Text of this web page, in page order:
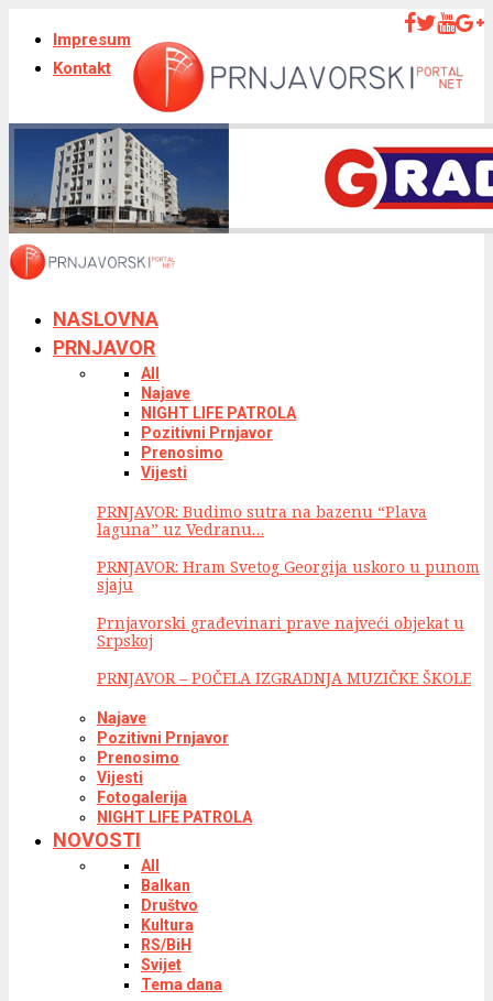
Impresum
Kontakt
NASLOVNA
PRNJAVOR
All
Najave
NIGHT LIFE PATROLA
Pozitivni Prnjavor
Prenosimo
Vijesti
PRNJAVOR: Budimo sutra na bazenu “Plava
laguna” uz Vedranu…
PRNJAVOR: Hram Svetog Georgija uskoro u punom
sjaju
Prnjavorski građevinari prave najveći objekat u
Srpskoj
PRNJAVOR – POČELA IZGRADNJA MUZIČKE ŠKOLE
Najave
Pozitivni Prnjavor
Prenosimo
Vijesti
Fotogalerija
NIGHT LIFE PATROLA
NOVOSTI
All
Balkan
Društvo
Kultura
RS/BiH
Svijet
Tema dana